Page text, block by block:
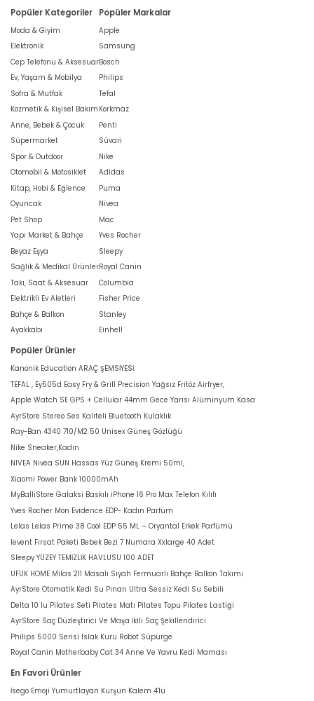
Popüler Kategoriler
Moda & Giyim
Elektronik
Cep Telefonu & Aksesuar
Ev, Yaşam & Mobilya
Sofra & Mutfak
Kozmetik & Kişisel Bakım
Anne, Bebek & Çocuk
Süpermarket
Spor & Outdoor
Otomobil & Motosiklet
Kitap, Hobi & Eğlence
Oyuncak
Pet Shop
Yapı Market & Bahçe
Beyaz Eşya
Sağlık & Medikal Ürünler
Takı, Saat & Aksesuar
Elektrikli Ev Aletleri
Bahçe & Balkon
Ayakkabı
Popüler Markalar
Apple
Samsung
Bosch
Philips
Tefal
Korkmaz
Penti
Süvari
Nike
Adidas
Puma
Nivea
Mac
Yves Rocher
Sleepy
Royal Canin
Columbia
Fisher Price
Stanley
Einhell
Popüler Ürünler
Kanonik Education ARAÇ ŞEMSİYESİ
TEFAL , Ey505d Easy Fry & Grill Precision Yağsız Fritöz Airfryer,
Apple Watch SE GPS + Cellular 44mm Gece Yarısı Alüminyum Kasa
AyrStore Stereo Ses Kaliteli Bluetooth Kulaklık
Ray-Ban 4340 710/M2 50 Unisex Güneş Gözlüğü
Nike Sneaker,Kadın
NIVEA Nivea SUN Hassas Yüz Güneş Kremi 50ml,
Xiaomi Power Bank 10000mAh
MyBalliStore Galaksi Baskılı iPhone 16 Pro Max Telefon Kılıfı
Yves Rocher Mon Evidence EDP- Kadın Parfüm
Lelas Lelas Prime 38 Cool EDP 55 ML – Oryantal Erkek Parfümü
levent Fırsat Paketi Bebek Bezi 7 Numara Xxlarge 40 Adet
Sleepy YÜZEY TEMİZLİK HAVLUSU 100 ADET
UFUK HOME Milas 211 Masalı Siyah Fermuarlı Bahçe Balkon Takımı
AyrStore Otomatik Kedi Su Pınarı Ultra Sessiz Kedi Su Sebili
Delta 10 lu Pilates Seti Pilates Matı Pilates Topu Pilates Lastiği
AyrStore Saç Düzleştirici Ve Maşa İkili Saç Şekillendirici
Philips 5000 Serisi Islak Kuru Robot Süpürge
Royal Canin Motherbaby Cat 34 Anne Ve Yavru Kedi Maması
En Favori Ürünler
İsego Emoji Yumurtlayan Kurşun Kalem 4'lü